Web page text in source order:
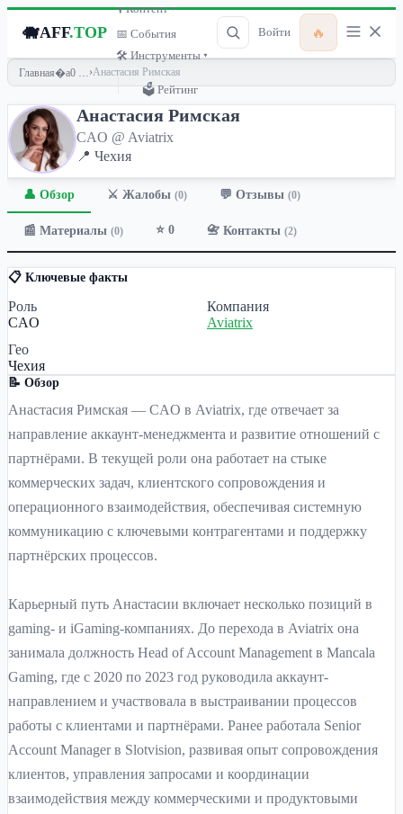
🐗AFF.TOP
🎙 Контент ▾
📅 События
🛠 Инструменты ▾
🗳 Рейтинг
Войти 🔥
Главная ›Анастасия Римская
Анастасия Римская
CAO @ Aviatrix
📍 Чехия
👤 Обзор ⚔️ Жалобы (0) 💬 Отзывы (0)
📰 Материалы (0) ⭐ 0 📇 Контакты (2)
📋 Ключевые факты
Роль
CAO
Компания
Aviatrix
Гео
Чехия
📝 Обзор
Анастасия Римская — CAO в Aviatrix, где отвечает за
направление аккаунт-менеджмента и развитие отношений с
партнёрами. В текущей роли она работает на стыке
коммерческих задач, клиентского сопровождения и
операционного взаимодействия, обеспечивая системную
коммуникацию с ключевыми контрагентами и поддержку
партнёрских процессов.
Карьерный путь Анастасии включает несколько позиций в
gaming- и iGaming-компаниях. До перехода в Aviatrix она
занимала должность Head of Account Management в Mancala
Gaming, где с 2020 по 2023 год руководила аккаунт-
направлением и участвовала в выстраивании процессов
работы с клиентами и партнёрами. Ранее работала Senior
Account Manager в Slotvision, развивая опыт сопровождения
клиентов, управления запросами и координации
взаимодействия между коммерческими и продуктовыми